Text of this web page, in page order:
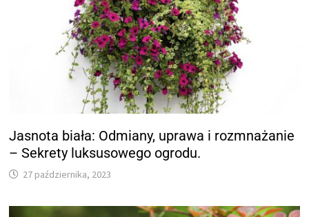
Jasnota biała: Odmiany, uprawa i rozmnażanie
– Sekrety luksusowego ogrodu.
27 października, 2023